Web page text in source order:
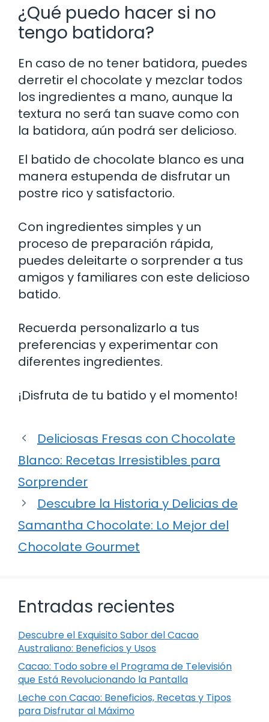
¿Qué puedo hacer si no
tengo batidora?
En caso de no tener batidora, puedes
derretir el chocolate y mezclar todos
los ingredientes a mano, aunque la
textura no será tan suave como con
la batidora, aún podrá ser delicioso.
El batido de chocolate blanco es una
manera estupenda de disfrutar un
postre rico y satisfactorio.
Con ingredientes simples y un
proceso de preparación rápida,
puedes deleitarte o sorprender a tus
amigos y familiares con este delicioso
batido.
Recuerda personalizarlo a tus
preferencias y experimentar con
diferentes ingredientes.
¡Disfruta de tu batido y el momento!
Deliciosas Fresas con Chocolate
Blanco: Recetas Irresistibles para
Sorprender
Descubre la Historia y Delicias de
Samantha Chocolate: Lo Mejor del
Chocolate Gourmet
Entradas recientes
Descubre el Exquisito Sabor del Cacao
Australiano: Beneficios y Usos
Cacao: Todo sobre el Programa de Televisión
que Está Revolucionando la Pantalla
Leche con Cacao: Beneficios, Recetas y Tipos
para Disfrutar al Máximo